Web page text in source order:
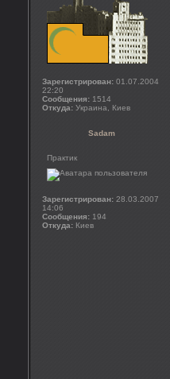
Зарегистрирован: 01.07.2004
22:20
Сообщения: 1514
Откуда: Украина, Киев
Sadam
Практик
Зарегистрирован: 28.03.2007
14:06
Сообщения: 194
Откуда: Киев